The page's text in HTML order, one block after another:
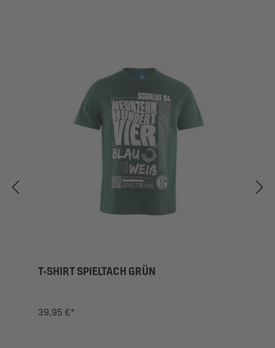
T-SHIRT SPIELTACH GRÜN
39,95 €*